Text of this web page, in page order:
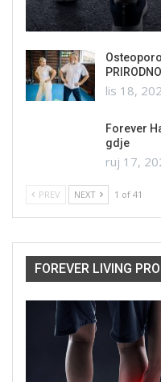
PRIRODNO
lis 18,
Forever
gdje
ruj 17,
PREV NEXT 1 of 41
FOREVER LIVING